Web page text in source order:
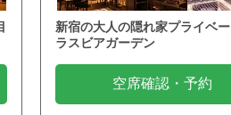
新宿の大人の隠れ家プライベ
ラスビアガーデン
空席確認・予約